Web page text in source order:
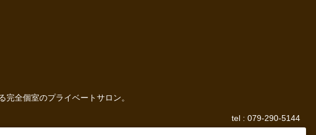
全個室のプライベートサロン。
tel : 079-290-5144